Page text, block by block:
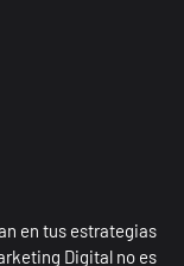
en tus estrategias
Digital no es